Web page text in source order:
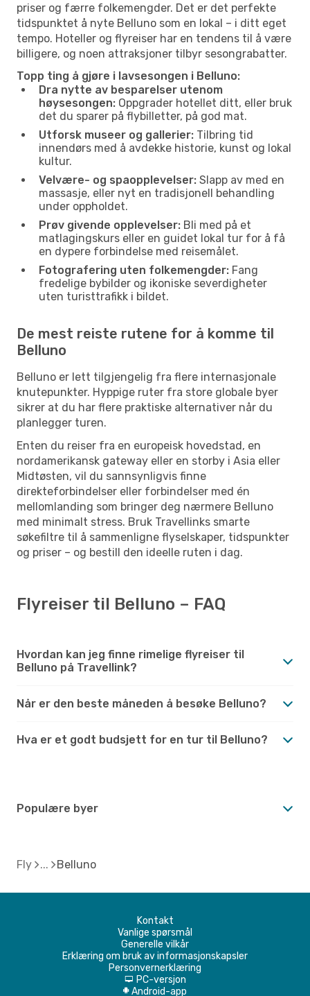
priser og færre folkemengder. Det er det perfekte
tidspunktet å nyte Belluno som en lokal – i ditt eget
tempo. Hoteller og flyreiser har en tendens til å være
billigere, og noen attraksjoner tilbyr sesongrabatter.
Topp ting å gjøre i lavsesongen i Belluno:
Dra nytte av besparelser utenom
høysesongen: Oppgrader hotellet ditt, eller bruk
det du sparer på flybilletter, på god mat.
Utforsk museer og gallerier: Tilbring tid
innendørs med å avdekke historie, kunst og lokal
kultur.
Velvære- og spaopplevelser: Slapp av med en
massasje, eller nyt en tradisjonell behandling
under oppholdet.
Prøv givende opplevelser: Bli med på et
matlagingskurs eller en guidet lokal tur for å få
en dypere forbindelse med reisemålet.
Fotografering uten folkemengder: Fang
fredelige bybilder og ikoniske severdigheter
uten turisttrafikk i bildet.
De mest reiste rutene for å komme til
Belluno
Belluno er lett tilgjengelig fra flere internasjonale
knutepunkter. Hyppige ruter fra store globale byer
sikrer at du har flere praktiske alternativer når du
planlegger turen.
Enten du reiser fra en europeisk hovedstad, en
nordamerikansk gateway eller en storby i Asia eller
Midtøsten, vil du sannsynligvis finne
direkteforbindelser eller forbindelser med én
mellomlanding som bringer deg nærmere Belluno
med minimalt stress. Bruk Travellinks smarte
søkefiltre til å sammenligne flyselskaper, tidspunkter
og priser – og bestill den ideelle ruten i dag.
Flyreiser til Belluno – FAQ
Hvordan kan jeg finne rimelige flyreiser til
Belluno på Travellink?
Når er den beste måneden å besøke Belluno?
Hva er et godt budsjett for en tur til Belluno?
Populære byer
Fly Belluno
Kontakt
Vanlige spørsmål
Generelle vilkår
Erklæring om bruk av informasjonskapsler
Personvernerklæring
d PC-versjon
A Android-app